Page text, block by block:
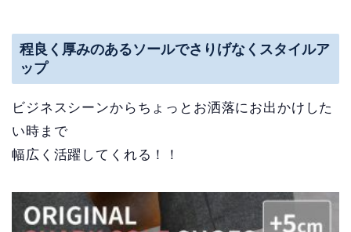
程良く厚みのあるソールでさりげなくスタイルア
ップ
ビジネスシーンからちょっとお洒落にお出かけした
い時まで
幅広く活躍してくれる！！